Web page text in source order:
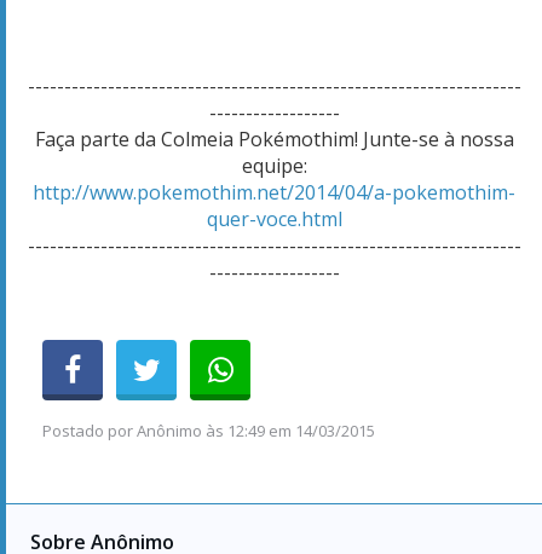
--------------------------------------------------------------------
------------------
Faça parte da Colmeia Pokémothim! Junte-se à nossa
equipe:
http://www.pokemothim.net/2014/04/a-pokemothim-
quer-voce.html
--------------------------------------------------------------------
------------------
Postado porAnônimo às 12:49 em 14/03/2015
Sobre Anônimo